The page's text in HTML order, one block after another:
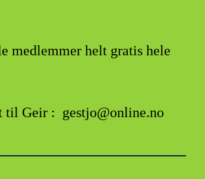
medlemmer helt gratis hele
til Geir : gestjo@online.no